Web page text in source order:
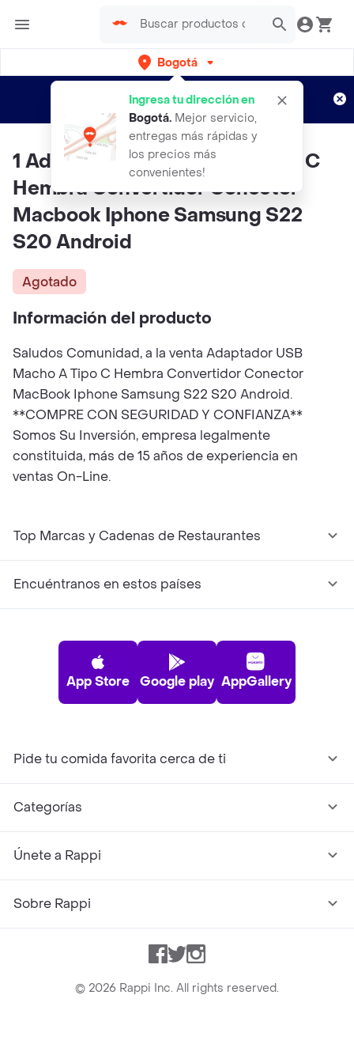
Bogotá
Ingresa tu dirección en
Bogotá. Mejor servicio,
entregas más rápidas y
los precios más
convenientes!
envíos gratis por semanas
Aplican TyC
1 Adaptador Usb Macho A Tipo C
Hembra Convertidor Conector
Macbook Iphone Samsung S22
S20 Android
Agotado
Información del producto
Saludos Comunidad, a la venta Adaptador USB
Macho A Tipo C Hembra Convertidor Conector
MacBook Iphone Samsung S22 S20 Android.
**COMPRE CON SEGURIDAD Y CONFIANZA**
Somos Su Inversión, empresa legalmente
constituida, más de 15 años de experiencia en
ventas On-Line.
Top Marcas y Cadenas de Restaurantes
Encuéntranos en estos países
App Store Google play AppGallery
Pide tu comida favorita cerca de ti
Categorías
Únete a Rappi
Sobre Rappi
Facebook
TwitterInstagram
© 2026 Rappi Inc. All rights reserved.